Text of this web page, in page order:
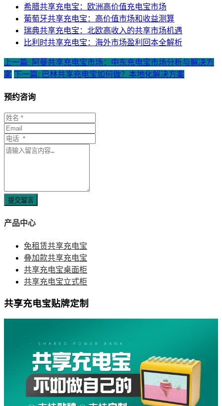
希腊共享充电宝：欧洲高价值充电宝市场
葡萄牙共享充电宝：高价值市场和收益测算
瑞典共享充电宝：北欧高收入的共享市场机遇
比利时共享充电宝：海外市场盈利回本全解析
上一篇: 阿曼共享充电宝市场：中东充电宝市场分析与解决方
案 下一篇: 巴林共享充电宝如何做？本地化解决方案
预约咨询
提交留言
产品中心
免租赁共享充电宝
叠加款共享充电宝
共享充电宝桌面柜
共享充电宝立式柜
共享充电宝贴牌定制